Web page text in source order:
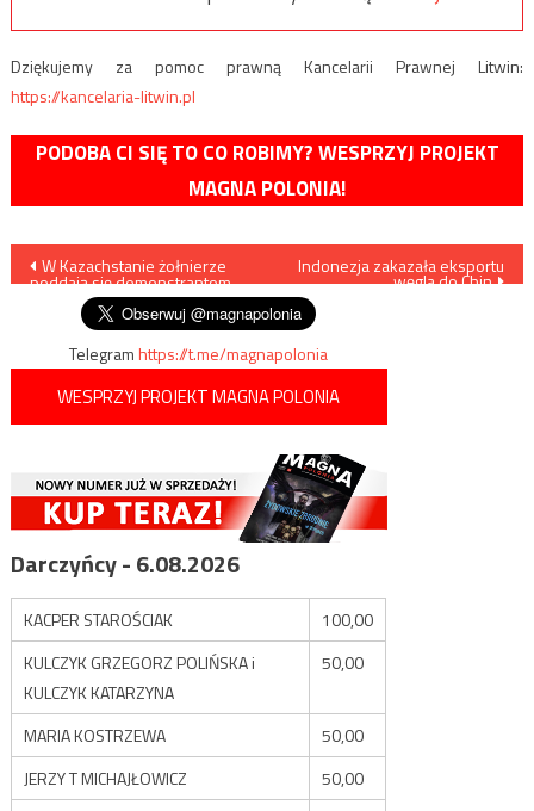
Dziękujemy za pomoc prawną Kancelarii Prawnej Litwin:
https://kancelaria-litwin.pl
PODOBA CI SIĘ TO CO ROBIMY? WESPRZYJ PROJEKT
MAGNA POLONIA!
Nawigacja
wpisu
W Kazachstanie żołnierze
poddają się demonstrantom
Indonezja zakazała eksportu
węgla do Chin
Telegramhttps://t.me/magnapolonia
WESPRZYJ PROJEKT MAGNA POLONIA
Darczyńcy - 6.08.2026
KACPER STAROŚCIAK
100,00
KULCZYK GRZEGORZ POLIŃSKA i
KULCZYK KATARZYNA
50,00
MARIA KOSTRZEWA
50,00
JERZY T MICHAJŁOWICZ
50,00